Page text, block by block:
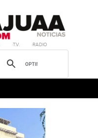
·T.V. ·RADIO